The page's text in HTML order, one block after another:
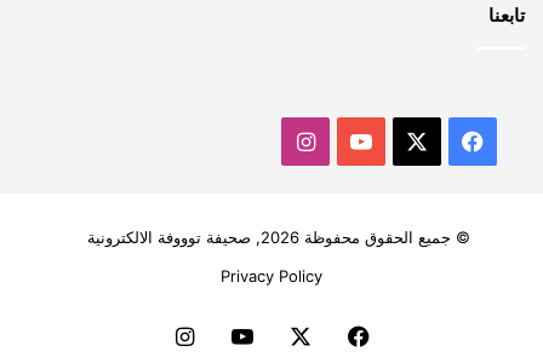
تابعنا
فيسبوك ‫YouTubeانستقرام
© جميع الحقوق محفوظة 2026, صحيفة توووفة الالكترونية
Privacy Policy
فيسبوك ‫YouTubeانستقرام